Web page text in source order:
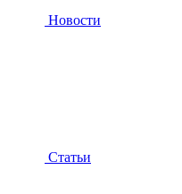
Новости
Статьи